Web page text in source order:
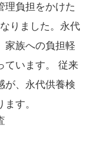
理負担をかけた
りました。永代
家族への負担軽
ています。 従来
が、永代供養検
す。